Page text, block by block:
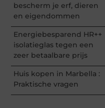
bescherm je erf, dieren
en eigendommen
Energiebesparend HR++
isolatieglas tegen een
zeer betaalbare prijs
Huis kopen in Marbella :
Praktische vragen